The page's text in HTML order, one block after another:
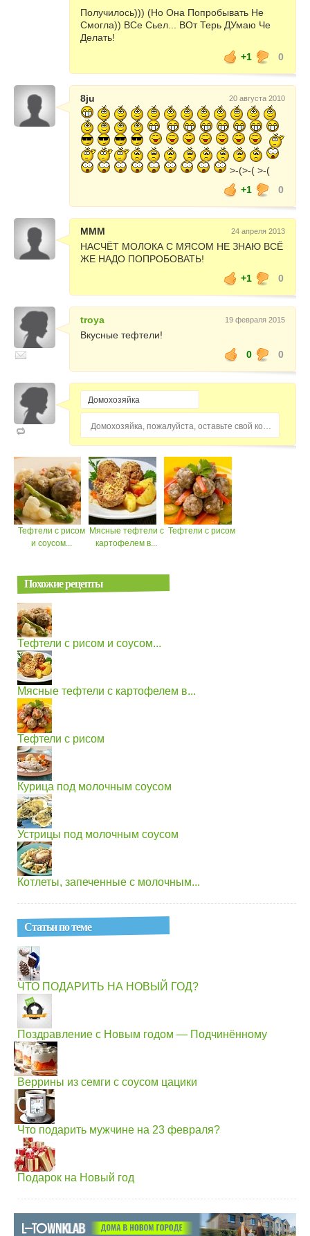
Получилось))) (Но Она Попробывать Не
Смогла)) ВСе Сьел... ВОт Терь ДУмаю Че
Делать!
+1
0
8ju 20 августа 2010
>-(>-( >-(
+1
0
МММ 24 апреля 2013
НАСЧЁТ МОЛОКА С МЯСОМ НЕ ЗНАЮ ВСЁ
ЖЕ НАДО ПОПРОБОВАТЬ!
+1
0
troya 19 февраля 2015
Вкусные тефтели!
0
0
Домохозяйка, пожалуйста, оставьте свой комментарий...
Тефтели с рисом
и соусом...
Мясные тефтели с
картофелем в...
Тефтели с рисом
Похожие рецепты
Тефтели с рисом и соусом...
Мясные тефтели с картофелем в...
Тефтели с рисом
Курица под молочным соусом
Устрицы под молочным соусом
Котлеты, запеченные с молочным...
Статьи по теме
ЧТО ПОДАРИТЬ НА НОВЫЙ ГОД?
Поздравление с Новым годом — Подчинённому
Веррины из семги с соусом цацики
Что подарить мужчине на 23 февраля?
Подарок на Новый год